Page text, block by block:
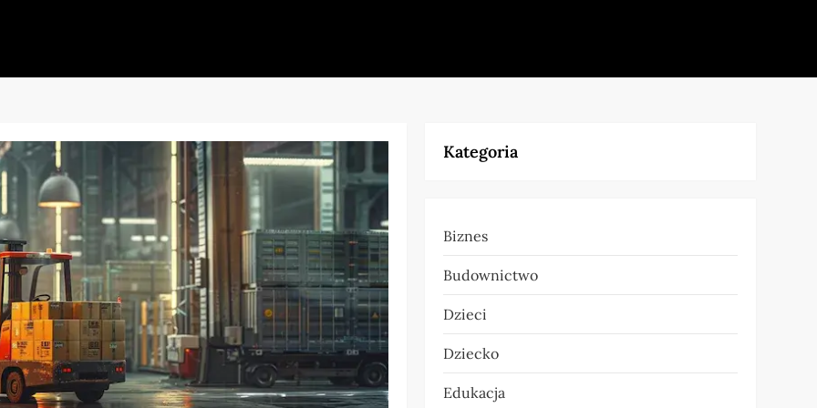
Kategoria
Biznes
Budownictwo
Dzieci
Dziecko
Edukacja